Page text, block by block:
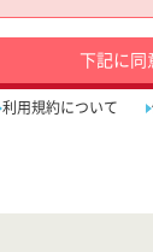
下記に同
利用規約について